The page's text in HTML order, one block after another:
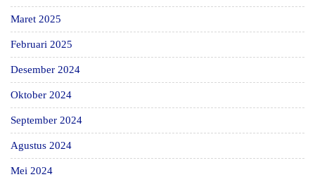
Maret 2025
Februari 2025
Desember 2024
Oktober 2024
September 2024
Agustus 2024
Mei 2024